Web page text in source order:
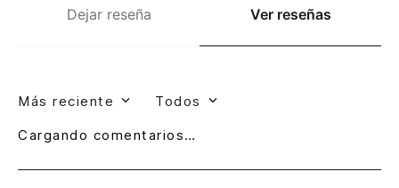
Dejar reseña Ver reseñas
Más reciente Todos
Cargando comentarios…